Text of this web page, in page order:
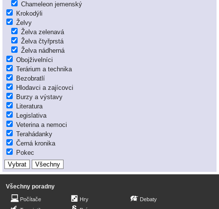
Chameleon jemenský
Krokodýli
Želvy
Želva zelenavá
Želva čtyřprstá
Želva nádherná
Obojživelníci
Terárium a technika
Bezobratlí
Hlodavci a zajícovci
Burzy a výstavy
Literatura
Legislativa
Veterina a nemoci
Terahádanky
Černá kronika
Pokec
Všechny poradny
Počítače
Hry
Debaty